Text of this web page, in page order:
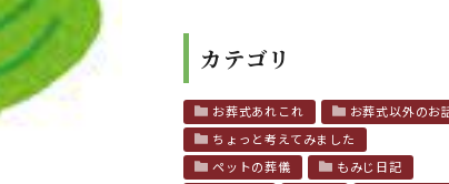
カテゴリ
お葬式あれこれ
お葬式以外のお
ちょっと考えてみました
ペットの葬儀
もみじ日記